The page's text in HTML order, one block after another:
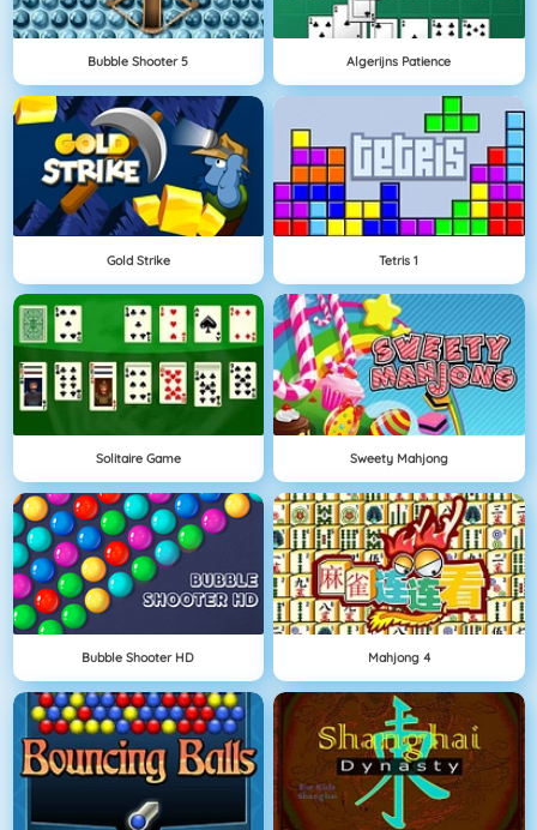
Bubble Shooter 5 Algerijns Patience
Gold Strike Tetris 1
Solitaire Game Sweety Mahjong
Bubble Shooter HD Mahjong 4